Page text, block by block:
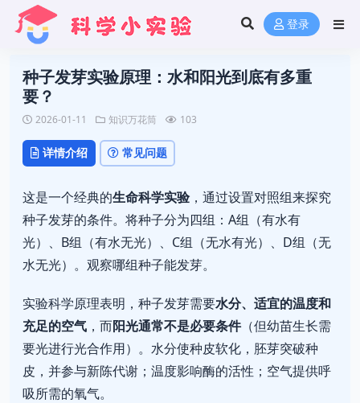
登录
种子发芽实验原理：水和阳光到底有多重
要？
2026-01-11 知识万花筒 103
详情介绍 常见问题
这是一个经典的生命科学实验 ，通过设置对照组来探究
种子发芽的条件。将种子分为四组：A组（有水有
光）、B组（有水无光）、C组（无水有光）、D组（无
水无光）。观察哪组种子能发芽。
实验科学原理表明，种子发芽需要水分、适宜的温度和
充足的空气 ，而阳光通常不是必要条件（但幼苗生长需
要光进行光合作用）。水分使种皮软化，胚芽突破种
皮，并参与新陈代谢；温度影响酶的活性；空气提供呼
吸所需的氧气。